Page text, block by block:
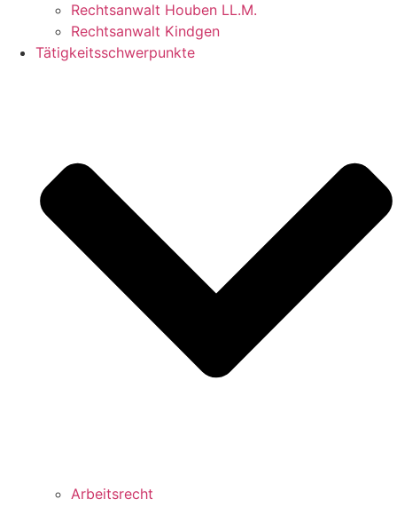
Rechtsanwalt Houben LL.M.
Rechtsanwalt Kindgen
Tätigkeitsschwerpunkte
Arbeitsrecht